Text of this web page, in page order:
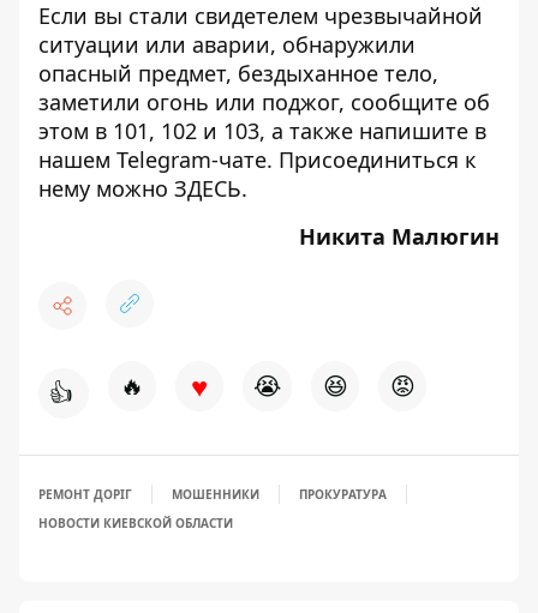
Если вы стали свидетелем чрезвычайной
ситуации или аварии, обнаружили
опасный предмет, бездыханное тело,
заметили огонь или поджог, сообщите об
этом в 101, 102 и 103, а также напишите в
нашем Telegram-чате. Присоединиться к
нему можно ЗДЕСЬ.
Никита Малюгин
👍 🔥 ♥ 😭 😆 😡
РЕМОНТ ДОРІГ МОШЕННИКИ
ПРОКУРАТУРА
НОВОСТИ КИЕВСКОЙ ОБЛАСТИ